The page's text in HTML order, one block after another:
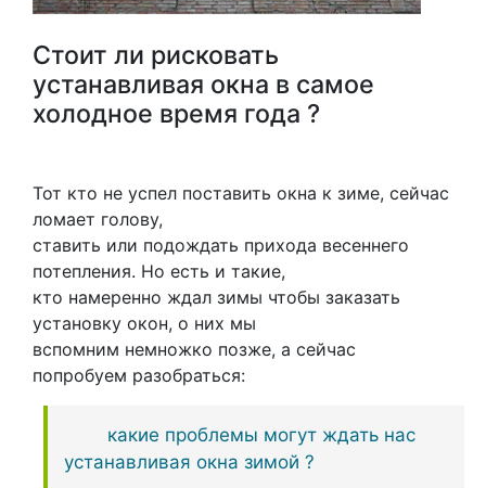
Стоит ли рисковать
устанавливая окна в самое
холодное время года ?
Тот кто не успел поставить окна к зиме, сейчас
ломает голову,
ставить или подождать прихода весеннего
потепления. Но есть и такие,
кто намеренно ждал зимы чтобы заказать
установку окон, о них мы
вспомним немножко позже, а сейчас
попробуем разобраться:
какие проблемы могут ждать нас
устанавливая окна зимой ?